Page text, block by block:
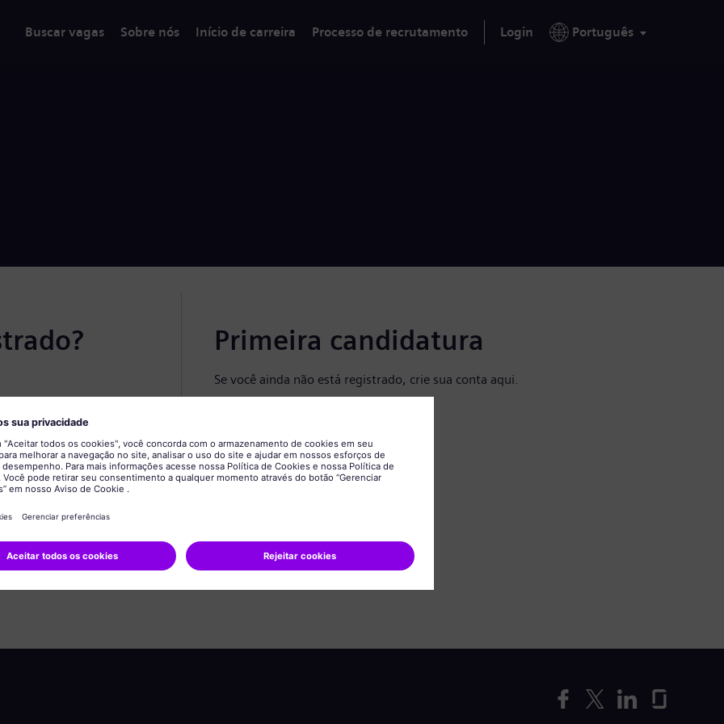
Buscar vagas Sobre nós Início de carreira Processo de recrutamento Login Português
Primeira candidatura
Se você ainda não está registrado, crie sua conta aqui.